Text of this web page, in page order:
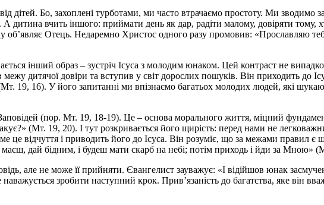
дітей. Бо, захоплені турботами, ми часто втрачаємо простоту. Ми зводимо
дитина вчить іншого: приймати день як дар, радіти малому, довіряти тому,
об’являє Отець. Недаремно Христос одного разу промовив: «Прославляю
інший образ – зустріч Ісуса з молодим юнаком. Цей контраст не
дитячої довіри та вступив у світ дорослих пошуків. Він приходить до
16). У його запитанні ми впізнаємо багатьох молодих людей, які
(пор. Мт. 19, 18-19). Це – основа морального життя, міцний
(Мт. 19, 20). І тут розкривається його щирість: перед нами не
це відчуття і приводить його до Ісуса. Він розуміє, що за межами правил є
дай бідним, і будеш мати скарб на небі; потім приходь і йди за Мною»
але не може її прийняти. Євангелист зауважує: «І відійшов юнак
зробити наступний крок. Прив’язаність до багатства, яке він